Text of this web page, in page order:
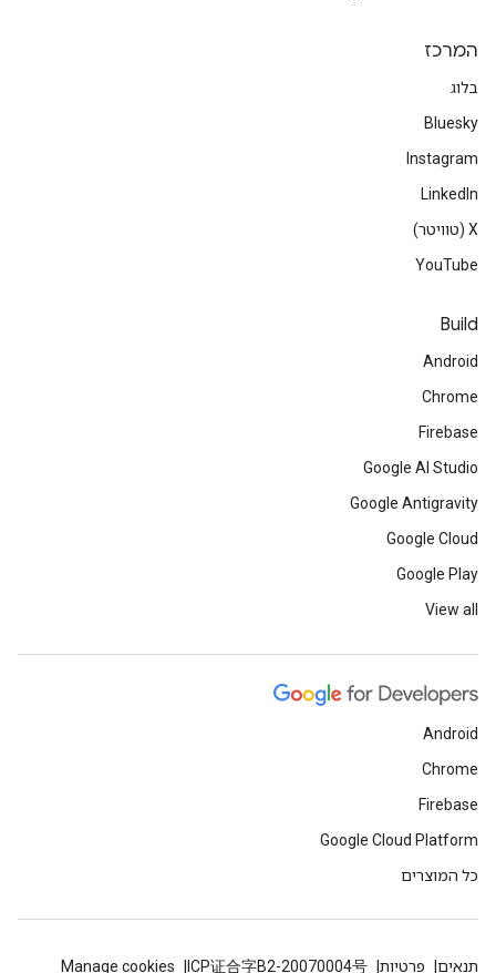
המרכז
בלוג
Bluesky
Instagram
LinkedIn
‫X (טוויטר)
YouTube
Build
Android
Chrome
Firebase
Google AI Studio
Google Antigravity
Google Cloud
Google Play
View all
Android
Chrome
Firebase
Google Cloud Platform
כל המוצרים
תנאים פרטיות ICP证合字B2-20070004号
Manage cookies